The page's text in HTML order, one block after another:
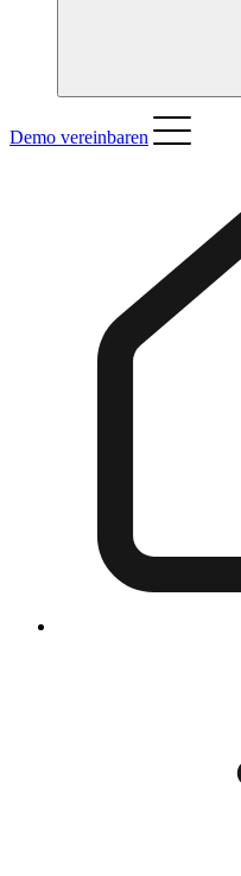
Demo vereinbaren